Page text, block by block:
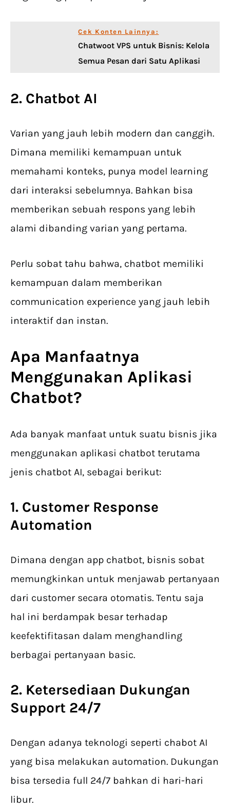
Cek Konten Lainnya:
Chatwoot VPS untuk Bisnis: Kelola
Semua Pesan dari Satu Aplikasi
2. Chatbot AI
Varian yang jauh lebih modern dan canggih.
Dimana memiliki kemampuan untuk
memahami konteks, punya model learning
dari interaksi sebelumnya. Bahkan bisa
memberikan sebuah respons yang lebih
alami dibanding varian yang pertama.
Perlu sobat tahu bahwa, chatbot memiliki
kemampuan dalam memberikan
communication experience yang jauh lebih
interaktif dan instan.
Apa Manfaatnya
Menggunakan Aplikasi
Chatbot?
Ada banyak manfaat untuk suatu bisnis jika
menggunakan aplikasi chatbot terutama
jenis chatbot AI, sebagai berikut:
1. Customer Response
Automation
Dimana dengan app chatbot, bisnis sobat
memungkinkan untuk menjawab pertanyaan
dari customer secara otomatis. Tentu saja
hal ini berdampak besar terhadap
keefektifitasan dalam menghandling
berbagai pertanyaan basic.
2. Ketersediaan Dukungan
Support 24/7
Dengan adanya teknologi seperti chabot AI
yang bisa melakukan automation. Dukungan
bisa tersedia full 24/7 bahkan di hari-hari
libur.